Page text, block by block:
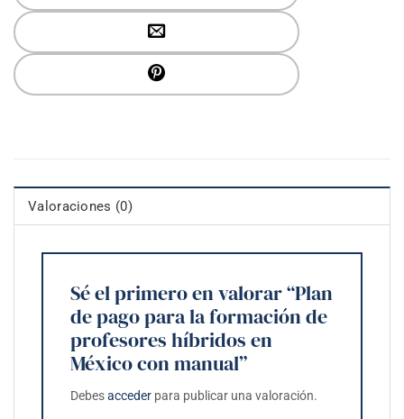
Valoraciones (0)
Sé el primero en valorar “Plan
de pago para la formación de
profesores híbridos en
México con manual”
Debesacceder para publicar una valoración.